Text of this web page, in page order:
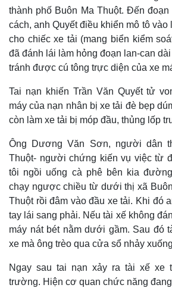
Quan sát
Cuộc sống đó đây
Video
Ảnh
thành phố Buôn Ma Thuột. Đến
cách, anh Quyết điều khiển mô tô
cho chiếc xe tải (mang biển kiểm
đã đánh lái làm hỏng đoạn lan-can
tránh được cú tông trực diện của xe
Tai nạn khiến Trần Văn Quyết tử
máy của nạn nhân bị xe tải đè bẹp
còn làm xe tải bị móp đầu, thủng lốp
Ông Dương Văn Sơn, người dân
Thuột- người chứng kiến vụ việc từ
tôi ngồi uống cà phê bên kia
chạy ngược chiều từ dưới thị xã
Thuột rồi đâm vào đầu xe tải. Khi đó
tay lái sang phải. Nếu tài xế không
máy nát bét nằm dưới gầm. Sau đó
xe mà ông trèo qua cửa sổ nhảy
Ngay sau tai nạn xảy ra tài xế xe
trường. Hiện cơ quan chức năng